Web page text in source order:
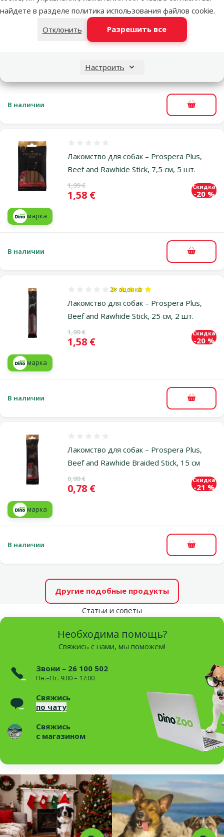
найдете в разделе политика использования файлов cookie.
Отклонить
Разрешить все
Настроить
Лакомство для собак – TRIXIE Комплект
косточек 13 см, 2 x 60 г
Оценка 0%
Цена
2,18 €
В наличии В
Лакомство для собак – Prospera Plus,
Beef and Rawhide Stick, 7,5 см, 5 шт.
Исходная цена
1,99 €
Цена
1,58 €
Скидка
-20 %
марка
В наличии В
Лакомство для собак – Prospera Plus,
Beef and Rawhide Stick, 25 см, 2 шт.
Оценка 100%, количество оценок: 2
2× оценка
Исходная цена
1,99 €
Цена
1,58 €
Скидка
-20 %
марка
В наличии В
Лакомство для собак – Prospera Plus,
Beef and Rawhide Braided Stick, 15 cм
Исходная цена
0,99 €
Цена
0,78 €
Скидка
-21 %
марка
В наличии В
Другие подобные продукты
Статьи и советы
Необходима помощь?
Свяжись с нами, мы поможем!
Звони – 26 100 502
Пн.–Пт. 9:00 – 17:00
Свяжись
по чату
Свяжись
с магазином